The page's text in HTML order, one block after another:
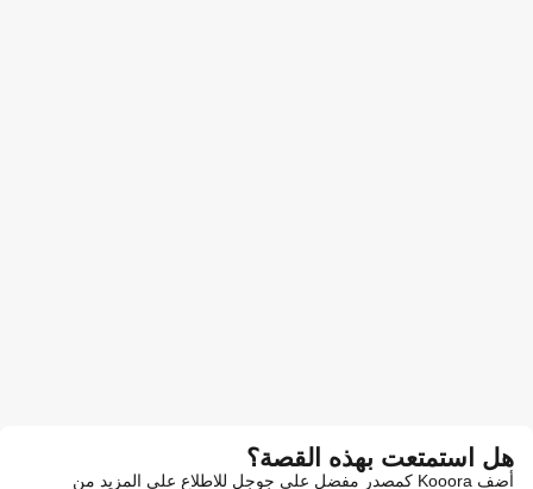
هل استمتعت بهذه القصة؟
أضف Kooora كمصدر مفضل على جوجل للاطلاع على المزيد من